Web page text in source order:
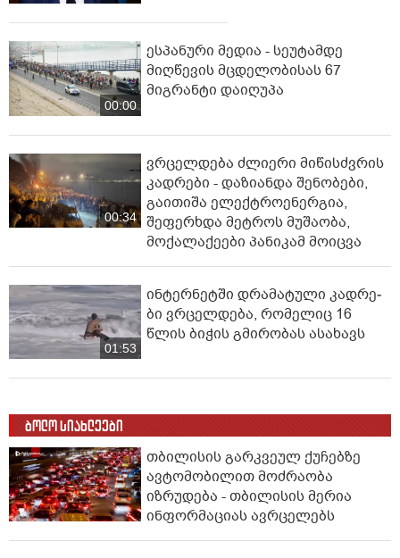
00:00
ესპანური მედია - სეუტამდე
მიღწევის მცდელობისას 67
მიგრანტი დაიღუპა
00:34
ვრცელდება ძლიერი მიწისძვრის
კადრები - დაზიანდა შენობები,
გაითიშა ელექტროენერგია,
შეფერხდა მეტროს მუშაობა,
მოქალაქეები პანიკამ მოიცვა
01:53
ინ­ტერ­ნეტ­ში დრა­მა­ტუ­ლი კად­რე­
ბი ვრცელდება, რომელიც 16
წლის ბიჭის გმირობას ასახავს
ბოლო სიახლეები
თბილისის გარკვეულ ქუჩებზე
ავტომობილით მოძრაობა
იზრუდება - თბილისის მერია
ინფორმაციას ავრცელებს